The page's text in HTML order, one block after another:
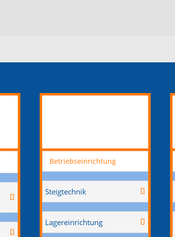
Betriebseinrichtung
Steigtechnik
Lagereinrichtung